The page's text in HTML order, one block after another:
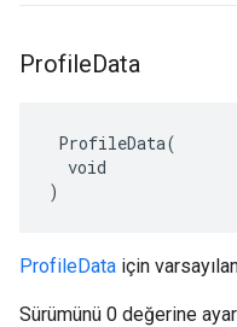
ProfileData
ProfileData(
  void
)
ProfileData için
Sürümünü 0 değerine